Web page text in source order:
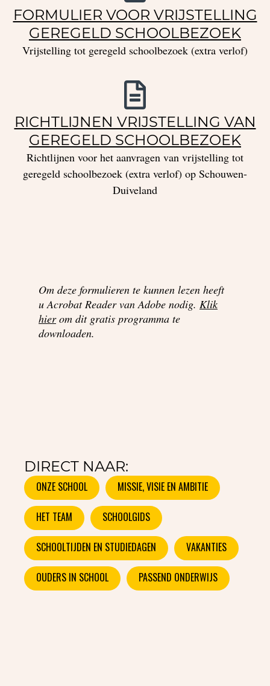
FORMULIER VOOR VRIJSTELLING
GEREGELD SCHOOLBEZOEK
Vrijstelling tot geregeld schoolbezoek (extra verlof)
RICHTLIJNEN VRIJSTELLING VAN
GEREGELD SCHOOLBEZOEK
Richtlijnen voor het aanvragen van vrijstelling tot
geregeld schoolbezoek (extra verlof) op Schouwen-
Duiveland
Om deze formulieren te kunnen lezen heeft
u Acrobat Reader van Adobe nodig. Klik
hierom dit gratis programma te
downloaden.
DIRECT NAAR:
ONZE SCHOOL MISSIE, VISIE EN AMBITIE
HET TEAM SCHOOLGIDS
SCHOOLTIJDEN EN STUDIEDAGEN VAKANTIES
OUDERS IN SCHOOL PASSEND ONDERWIJS